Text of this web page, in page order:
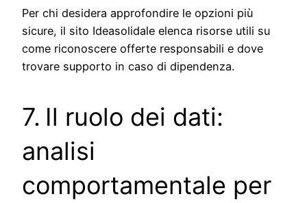
Per chi desidera approfondire le opzioni più
sicure, il sito Ideasolidale elenca risorse utili su
come riconoscere offerte responsabili e dove
trovare supporto in caso di dipendenza.
7. Il ruolo dei dati:
analisi
comportamentale per